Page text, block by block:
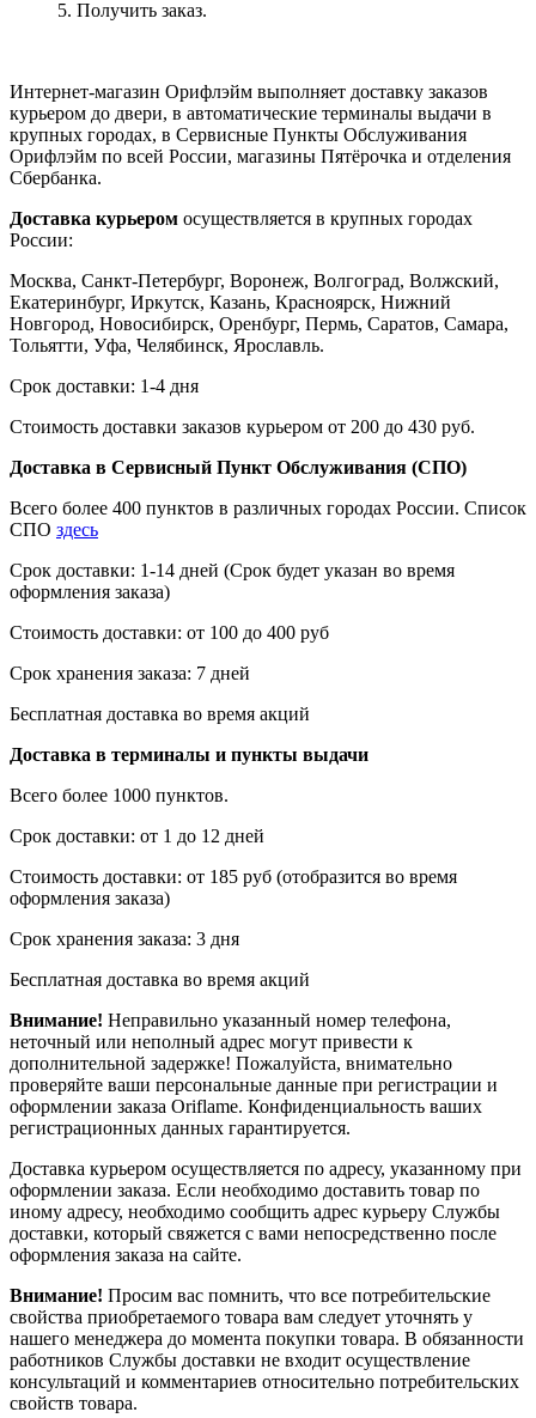
5. Получить заказ.
Интернет-магазин Орифлэйм выполняет доставку заказов
курьером до двери, в автоматические терминалы выдачи в
крупных городах, в Сервисные Пункты Обслуживания
Орифлэйм по всей России, магазины Пятёрочка и отделения
Сбербанка.
Доставка курьером осуществляется в крупных городах
России:
Москва, Санкт-Петербург, Воронеж, Волгоград, Волжский,
Екатеринбург, Иркутск, Казань, Красноярск, Нижний
Новгород, Новосибирск, Оренбург, Пермь, Саратов, Самара,
Тольятти, Уфа, Челябинск, Ярославль.
Срок доставки: 1-4 дня
Стоимость доставки заказов курьером от 200 до 430 руб.
Доставка в Сервисный Пункт Обслуживания (СПО)
Всего более 400 пунктов в различных городах России. Список
СПО здесь
Срок доставки: 1-14 дней (Срок будет указан во время
оформления заказа)
Стоимость доставки: от 100 до 400 руб
Срок хранения заказа: 7 дней
Бесплатная доставка во время акций
Доставка в терминалы и пункты выдачи
Всего более 1000 пунктов.
Срок доставки: от 1 до 12 дней
Стоимость доставки: от 185 руб (отобразится во время
оформления заказа)
Срок хранения заказа: 3 дня
Бесплатная доставка во время акций
Внимание! Неправильно указанный номер телефона,
неточный или неполный адрес могут привести к
дополнительной задержке! Пожалуйста, внимательно
проверяйте ваши персональные данные при регистрации и
оформлении заказа Oriflame. Конфиденциальность ваших
регистрационных данных гарантируется.
Доставка курьером осуществляется по адресу, указанному при
оформлении заказа. Если необходимо доставить товар по
иному адресу, необходимо сообщить адрес курьеру Службы
доставки, который свяжется с вами непосредственно после
оформления заказа на сайте.
Внимание! Просим вас помнить, что все потребительские
свойства приобретаемого товара вам следует уточнять у
нашего менеджера до момента покупки товара. В обязанности
работников Службы доставки не входит осуществление
консультаций и комментариев относительно потребительских
свойств товара.